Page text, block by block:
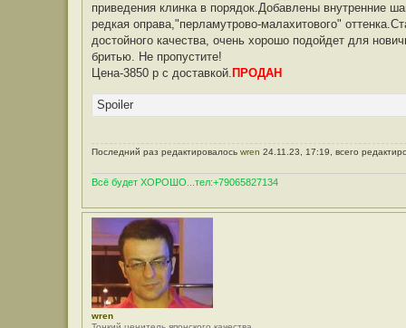
приведения клинка в порядок.Добавлены внутренние
редкая оправа,"перламутрово-малахитового"
достойного качества, очень хорошо подойдет для
бритью. Не пропустите!
Цена-3850 р с доставкой. ПРОДАН
Spoiler
Последний раз редактировалось wren 24.11.23, 17:19, всего
Всё будет ХОРОШО...тел:+79065827134
wren